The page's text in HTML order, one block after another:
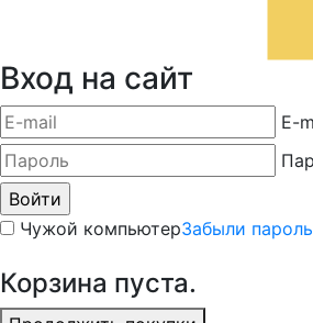
Вход на сайт
E-
Чужой компьютерЗабыли
Корзина пуста.